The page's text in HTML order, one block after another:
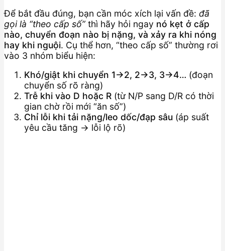
Để bắt đầu đúng, bạn cần móc xích lại vấn đề: đã
gọi là “theo cấp số” thì hãy hỏi ngay nó kẹt ở cấp
nào, chuyển đoạn nào bị nặng, và xảy ra khi nóng
hay khi nguội. Cụ thể hơn, “theo cấp số” thường rơi
vào 3 nhóm biểu hiện:
Khó/giật khi chuyển 1→2, 2→3, 3→4… (đoạn
chuyển số rõ ràng)
Trễ khi vào D hoặc R (từ N/P sang D/R có thời
gian chờ rồi mới “ăn số”)
Chỉ lỗi khi tải nặng/leo dốc/đạp sâu (áp suất
yêu cầu tăng → lỗi lộ rõ)